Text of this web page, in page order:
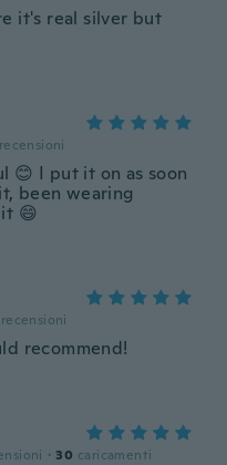
it's real silver but
recensioni
😊 I put it on as soon
been wearing
😄
recensioni
recommend!
· 30 caricamenti